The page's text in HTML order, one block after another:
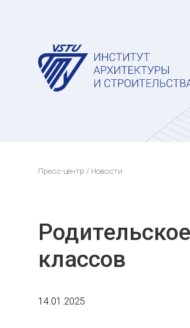
Пресс-центр / Новости
классов
14.01.2025